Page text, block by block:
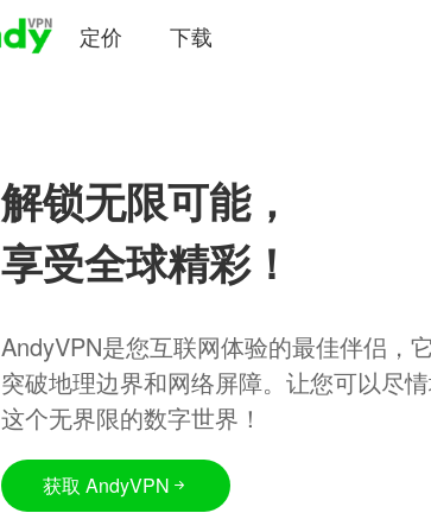
定价 下载
解锁无限可能，
享受全球精彩！
AndyVPN是您互联网体验的最佳伴侣，
突破地理边界和网络屏障。让您可以尽
这个无界限的数字世界！
获取 AndyVPN